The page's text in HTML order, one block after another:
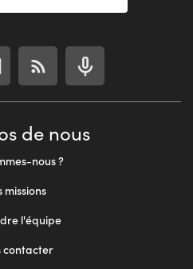
de nous
nous ?
missions
l'équipe
contacter